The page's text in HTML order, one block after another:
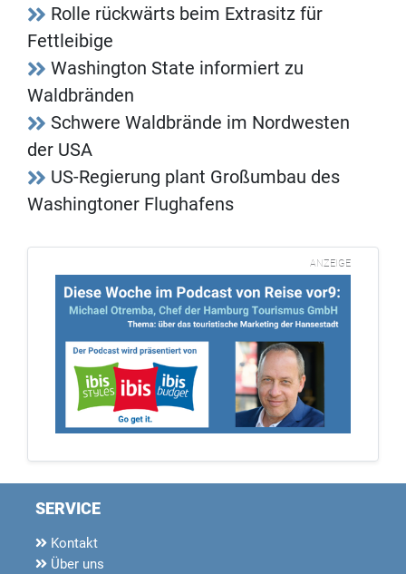
Rolle rückwärts beim Extrasitz für
Fettleibige
Washington State informiert zu
Waldbränden
Schwere Waldbrände im Nordwesten
der USA
US-Regierung plant Großumbau des
Washingtoner Flughafens
ANZEIGE
SERVICE
Kontakt
Über uns